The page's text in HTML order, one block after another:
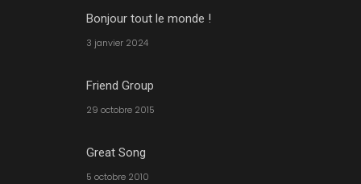
Bonjour tout le monde !
3 janvier 2024
Friend Group
29 octobre 2015
Great Song
5 octobre 2010